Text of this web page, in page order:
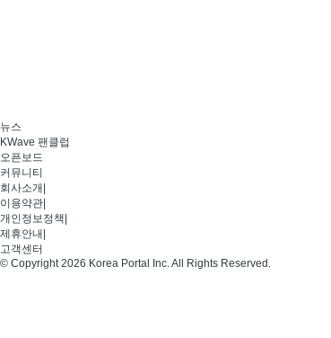
뉴스
KWave 팬클럽
오픈보드
커뮤니티
회사소개
이용약관
개인정보정책
제휴안내
고객센터
© Copyright 2026 Korea Portal Inc. All Rights Reserved.